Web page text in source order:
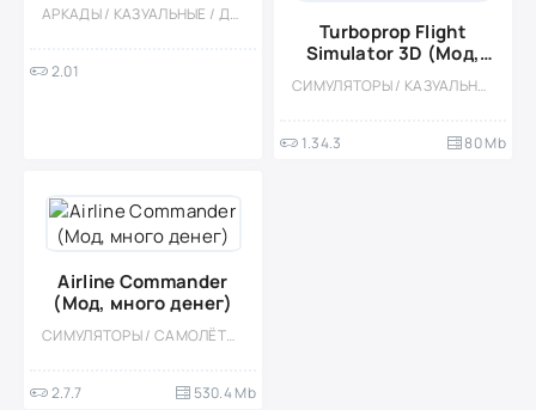
АРКАДЫ / КАЗУАЛЬНЫЕ / ДЛЯ ДЕТЕЙ / ВИД СБОКУ / ПО МУЛЬТФИЛЬМАМ / РЕТРО / САМОЛЁТЫ / БОССЫ / МОД
2.01
Turboprop Flight
Simulator 3D (Мод,
Много денег)
СИМУЛЯТОРЫ / КАЗУАЛЬНЫЕ / ОДНОПОЛЬЗОВАТЕЛЬСКИЕ / СТИЛИЗАЦИЯ / ОФЛАЙН / 3D / МОД / ОТКРЫТЫЙ МИР / МАЛЕНЬКАЯ
1.34.3 80 Mb
Airline Commander
(Мод, много денег)
СИМУЛЯТОРЫ / САМОЛЁТЫ / СТИЛИЗАЦИЯ / ОДНОПОЛЬЗОВАТЕЛЬСКИЕ
2.7.7 530.4 Mb